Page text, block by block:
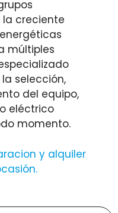
la creciente
múltiples
selección,
del equipo,
eléctrico
momento.
y alquiler
.